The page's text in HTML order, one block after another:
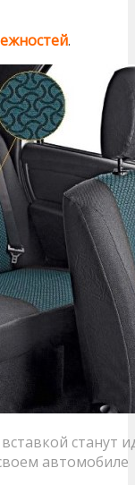
.
станут
автомобиле